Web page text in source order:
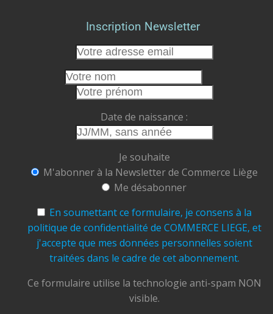
des hommes passionnés, vous préservez des
emplois et vous participez à faire vivre le cœur
de notre cité.
Cet été, faisons le choix de la proximité.
Faisons vivre nos commerces.
Faisons rayonner Liège.
Commerce Liège ASBL
Ensemble, soutenons, valorisons et faisons
grandir notre ville.
#CommerceLiège #AchetezLocal #Liège
#CommerçantsLiégeois#CentreVille
#TramDeLiège #Terrasses#ÉtéÀLiège
#ConsommerLocal #FaitesVivreLiège
Photo
View on Facebook
Inscription Newsletter
Date de naissance :
Je souhaite
M'abonner à la Newsletter de Commerce Liège
Me désabonner
En soumettant ce formulaire, je consens à la
politique de confidentialité de COMMERCE LIEGE, et
j'accepte que mes données personnelles soient
traitées dans le cadre de cet abonnement.
Ce formulaire utilise la technologie anti-spam NON
visible.